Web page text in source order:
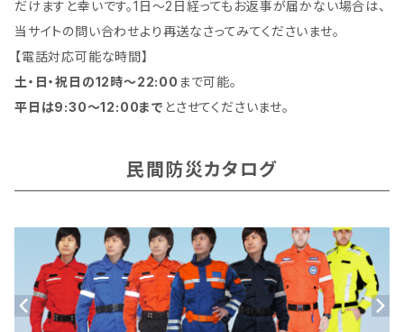
だけますと幸いです。1日～2日経ってもお返事が届かない場合は、
当サイトの問い合わせより再送なさってみてくださいませ。
【電話対応可能な時間】
土・日・祝日の12時～22:00 まで可能。
平日は9:30～12:00まで とさせてくださいませ。
民間防災カタログ